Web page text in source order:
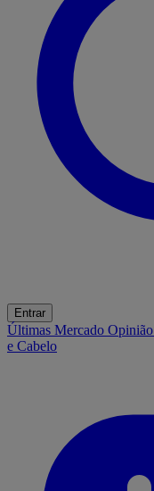
Entrar
Últimas Mercado Opinião
e Cabelo